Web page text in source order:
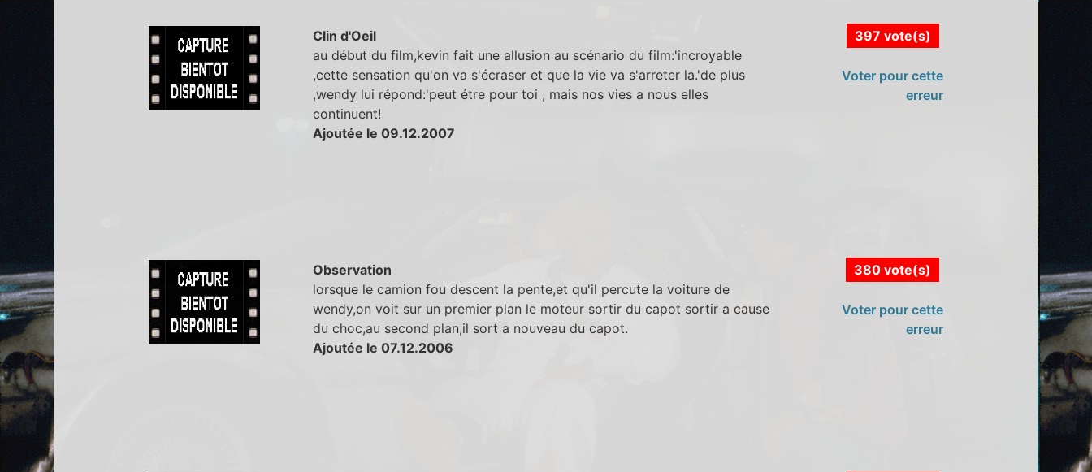
Clin d'Oeil
au début du film,kevin fait une allusion au scénario du film:'incroyable
,cette sensation qu'on va s'écraser et que la vie va s'arreter la.'de plus
,wendy lui répond:'peut étre pour toi , mais nos vies a nous elles
continuent!
Ajoutée le 09.12.2007
397 vote(s)
Voter pour cette
erreur
Observation
lorsque le camion fou descent la pente,et qu'il percute la voiture de
wendy,on voit sur un premier plan le moteur sortir du capot sortir a cause
du choc,au second plan,il sort a nouveau du capot.
Ajoutée le 07.12.2006
380 vote(s)
Voter pour cette
erreur